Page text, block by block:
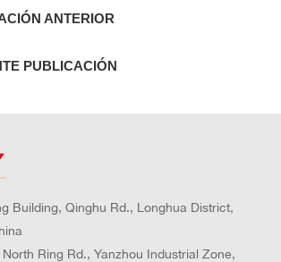
ANTERIOR
PUBLICACIÓN
Building, Qinghu Rd., Longhua District,
Ring Rd., Yanzhou Industrial Zone,